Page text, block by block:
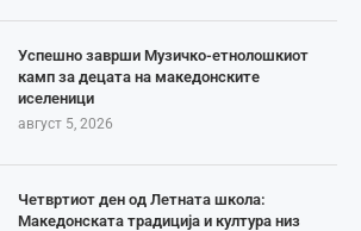
Успешно заврши Музичко-етнолошкиот
камп за децата на македонските
иселеници
август 5, 2026
Четвртиот ден од Летната школа:
Македонската традиција и култура низ